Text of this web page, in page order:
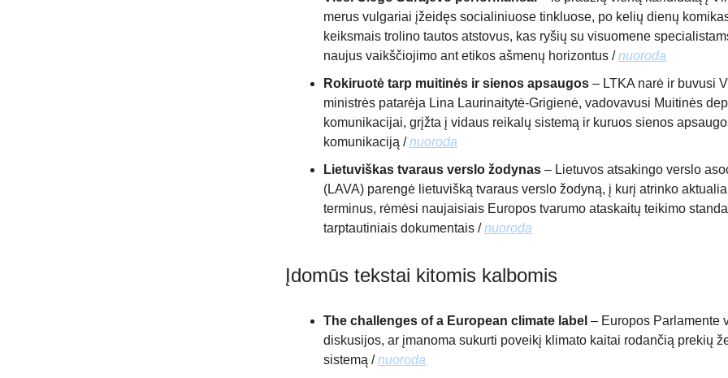
merus vulgariai įžeidęs socialiniuose tinkluose, po kelių dienų
keiksmais trolino tautos atstovus, kas ryšių su visuomene
naujus vaikščiojimo ant etikos ašmenų horizontus /nuoroda
Rokiruotė tarp muitinės ir sienos apsaugos – LTKA narė ir buvusi
ministrės patarėja Lina Laurinaitytė-Grigienė, vadovavusi Muitinės
komunikacijai, grįžta į vidaus reikalų sistemą ir kuruos sienos
komunikaciją /nuoroda
Lietuviškas tvaraus verslo žodynas – Lietuvos atsakingo verslo
(LAVA) parengė lietuvišką tvaraus verslo žodyną, į kurį atrinko
terminus, rėmėsi naujaisiais Europos tvarumo ataskaitų teikimo
tarptautiniais dokumentais /nuoroda
Įdomūs tekstai kitomis kalbomis
The challenges of a European climate label – Europos Parlamente
diskusijos, ar įmanoma sukurti poveikį klimato kaitai rodančią prekių
sistemą /nuoroda